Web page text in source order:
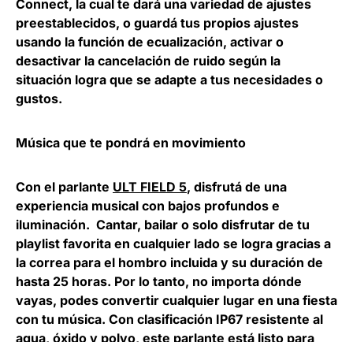
Connect, la cual te dará una variedad de ajustes
preestablecidos, o guardá tus propios ajustes
usando la función de ecualización, activar o
desactivar la cancelación de ruido según la
situación logra que se adapte a tus necesidades o
gustos.
Música que te pondrá en movimiento
Con el parlante ULT FIELD 5, disfrutá de una
experiencia musical con bajos profundos e
iluminación. Cantar, bailar o solo disfrutar de tu
playlist favorita en cualquier lado se logra gracias a
la correa para el hombro incluida y su duración de
hasta 25 horas. Por lo tanto, no importa dónde
vayas, podes convertir cualquier lugar en una fiesta
con tu música. Con clasificación IP67 resistente al
agua, óxido y polvo, este parlante está listo para